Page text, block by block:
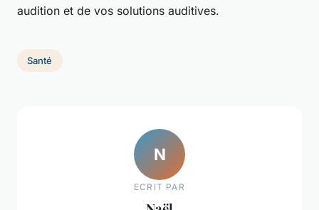
audition et de vos solutions auditives.
Santé
N
ECRIT PAR